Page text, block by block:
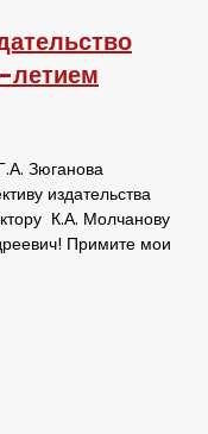
летием
Зюганова
издательства
К.А. Молчанову
Примите мои